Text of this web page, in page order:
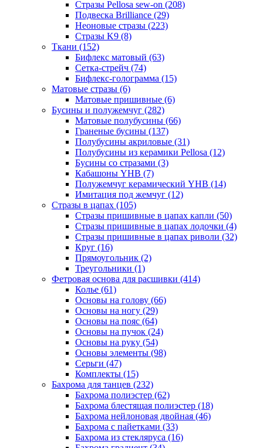
Стразы Pellosa sew-on (208)
Подвеска Brilliance (29)
Неоновые стразы (223)
Стразы K9 (8)
Ткани (152)
Бифлекс матовый (63)
Сетка-стрейч (74)
Бифлекс-голограмма (15)
Матовые стразы (6)
Матовые пришивные (6)
Бусины и полужемчуг (282)
Матовые полубусины (66)
Граненые бусины (137)
Полубусины акриловые (31)
Полубусины из керамики Pellosa (12)
Бусины со стразами (3)
Кабашоны YHB (7)
Полужемчуг керамический YHB (14)
Имитация под жемчуг (12)
Стразы в цапах (105)
Стразы пришивные в цапах капли (50)
Стразы пришивные в цапах лодочки (4)
Стразы пришивные в цапах риволи (32)
Круг (16)
Прямоугольник (2)
Треугольники (1)
Фетровая основа для расшивки (414)
Колье (61)
Основы на голову (66)
Основы на ногу (29)
Основы на пояс (64)
Основы на пучок (24)
Основы на руку (54)
Основы элементы (98)
Серьги (47)
Комплекты (15)
Бахрома для танцев (232)
Бахрома полиэстер (62)
Бахрома блестящая полиэстер (18)
Бахрома нейлоновая двойная (46)
Бахрома с пайетками (33)
Бахрома из стекляруса (16)